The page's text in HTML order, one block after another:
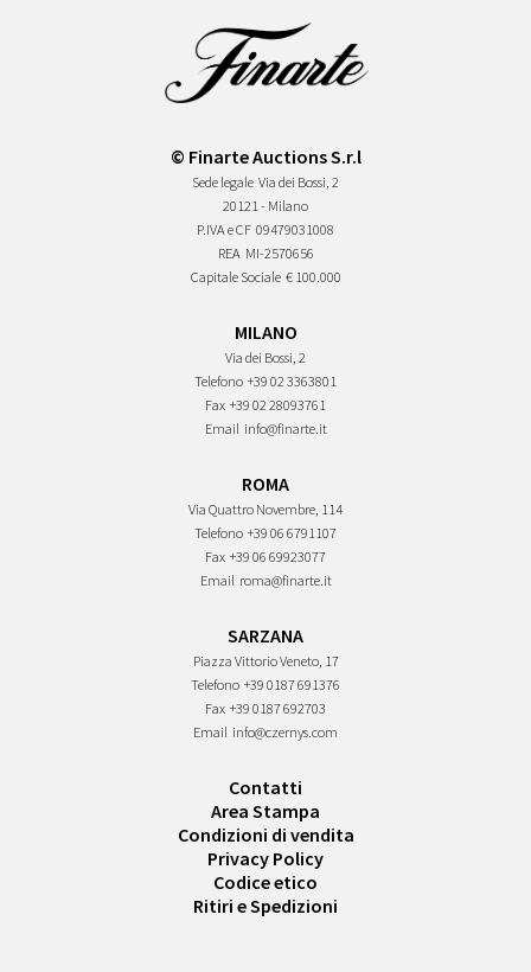
© Finarte Auctions S.r.l
Sede legale Via dei Bossi, 2
20121 - Milano
P.IVA e CF 09479031008
REA MI-2570656
Capitale Sociale € 100.000
MILANO
Via dei Bossi, 2
Telefono +39 02 3363801
Fax +39 02 28093761
Email info@finarte.it
ROMA
Via Quattro Novembre, 114
Telefono +39 06 6791107
Fax +39 06 69923077
Email roma@finarte.it
SARZANA
Piazza Vittorio Veneto, 17
Telefono +39 0187 691376
Fax +39 0187 692703
Email info@czernys.com
Contatti
Area Stampa
Condizioni di vendita
Privacy Policy
Codice etico
Ritiri e Spedizioni